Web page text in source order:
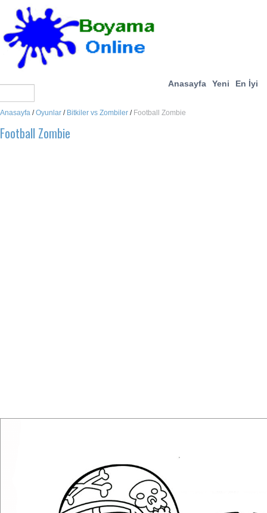
Anasayfa Yeni En İyi
Anasayfa /Oyunlar / Bitkiler vs Zombiler / Football Zombie
Football Zombie